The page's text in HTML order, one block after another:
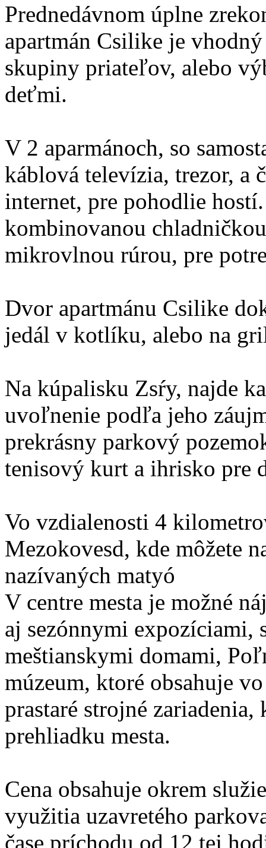
Prednedávnom úplne
apartmán Csilike je
skupiny priateľov, alebo
deťmi.
V 2 aparmánoch, so
káblová televízia, trezor, a
internet, pre pohodlie
kombinovanou
mikrovlnou rúrou, pre
Dvor apartmánu Csilike
jedál v kotlíku, alebo na
Na kúpalisku Zsŕy, najde
uvoľnenie podľa jeho
prekrásny parkový
tenisový kurt a ihrisko pre
Vo vzdialenosti 4
Mezokovesd, kde môžete
nazívaných matyó
V centre mesta je možné
aj sezónnymi
meštianskymi domami,
múzeum, ktoré obsahuje
prastaré strojné
prehliadku mesta.
Cena obsahuje okrem
využitia uzavretého
čase príchodu od 12 tej